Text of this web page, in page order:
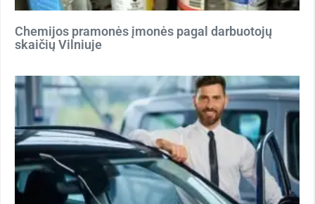
Chemijos pramonės įmonės pagal darbuotojų
skaičių Vilniuje